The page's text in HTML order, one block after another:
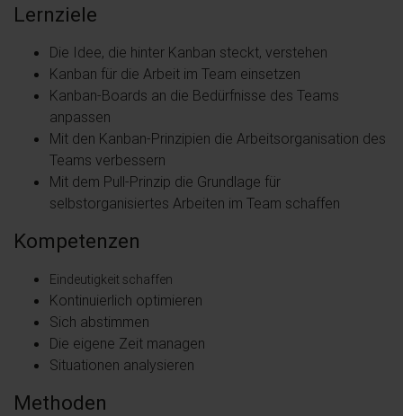
Lernziele
Die Idee, die hinter Kanban steckt, verstehen
Kanban für die Arbeit im Team einsetzen
Kanban-Boards an die Bedürfnisse des Teams
anpassen
Mit den Kanban-Prinzipien die Arbeitsorganisation des
Teams verbessern
Mit dem Pull-Prinzip die Grundlage für
selbstorganisiertes Arbeiten im Team schaffen
Kompetenzen
Eindeutigkeit schaffen
Kontinuierlich optimieren
Sich abstimmen
Die eigene Zeit managen
Situationen analysieren
Methoden